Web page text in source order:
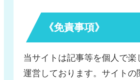
《免責事項》
当サイトは記事等を個人で楽
運営しております。サイトの